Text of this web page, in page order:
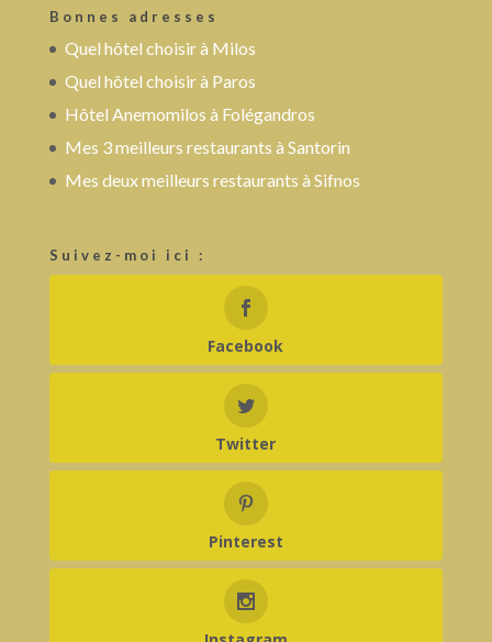
Bonnes adresses
Quel hôtel choisir à Milos
Quel hôtel choisir à Paros
Hôtel Anemomilos à Folégandros
Mes 3 meilleurs restaurants à Santorin
Mes deux meilleurs restaurants à Sifnos
Suivez-moi ici :
Facebook
Twitter
Pinterest